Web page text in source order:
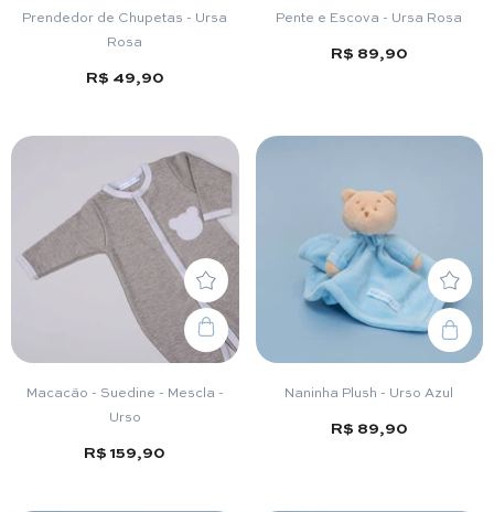
Prendedor de Chupetas - Ursa
Rosa
R$ 49,90
Pente e Escova - Ursa Rosa
R$ 89,90
Macacão - Suedine - Mescla -
Urso
R$ 159,90
Naninha Plush - Urso Azul
R$ 89,90